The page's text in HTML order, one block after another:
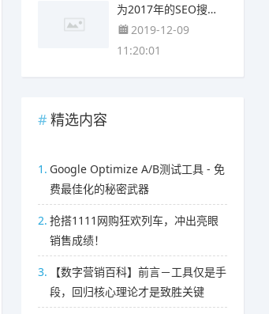
为2017年的SEO搜索引擎优化发展趋势做准备
2019-12-09
11:20:01
精选内容
1. Google Optimize A/B测试工具 - 免
费最佳化的秘密武器
2. 抢搭1111网购狂欢列车，冲出亮眼
销售成绩！
3.
【数字营销百科】前言－工具仅是手
段，回归核心理论才是致胜关键